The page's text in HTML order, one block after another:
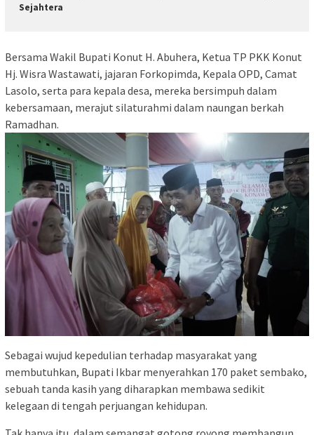
Sejahtera
Bersama Wakil Bupati Konut H. Abuhera, Ketua TP PKK Konut
Hj. Wisra Wastawati, jajaran Forkopimda, Kepala OPD, Camat
Lasolo, serta para kepala desa, mereka bersimpuh dalam
kebersamaan, merajut silaturahmi dalam naungan berkah
Ramadhan.
Sebagai wujud kepedulian terhadap masyarakat yang
membutuhkan, Bupati Ikbar menyerahkan 170 paket sembako,
sebuah tanda kasih yang diharapkan membawa sedikit
kelegaan di tengah perjuangan kehidupan.